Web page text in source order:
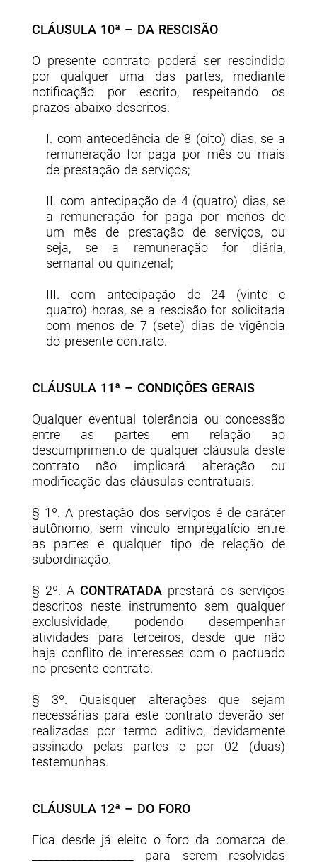
CLÁUSULA 10ª – DA RESCISÃO
O presente contrato poderá ser rescindido
por qualquer uma das partes, mediante
notificação por escrito, respeitando os
prazos abaixo descritos:
I. com antecedência de 8 (oito) dias, se a
remuneração for paga por mês ou mais
de prestação de serviços;
II. com antecipação de 4 (quatro) dias, se
a remuneração for paga por menos de
um mês de prestação de serviços, ou
seja, se a remuneração for diária,
semanal ou quinzenal;
III. com antecipação de 24 (vinte e
quatro) horas, se a rescisão for solicitada
com menos de 7 (sete) dias de vigência
do presente contrato.
CLÁUSULA 11ª – CONDIÇÕES GERAIS
Qualquer eventual tolerância ou concessão
entre as partes em relação ao
descumprimento de qualquer cláusula deste
contrato não implicará alteração ou
modificação das cláusulas contratuais.
§ 1º. A prestação dos serviços é de caráter
autônomo, sem vínculo empregatício entre
as partes e qualquer tipo de relação de
subordinação.
§ 2º. A CONTRATADA prestará os serviços
descritos neste instrumento sem qualquer
exclusividade, podendo desempenhar
atividades para terceiros, desde que não
haja conflito de interesses com o pactuado
no presente contrato.
§ 3º. Quaisquer alterações que sejam
necessárias para este contrato deverão ser
realizadas por termo aditivo, devidamente
assinado pelas partes e por 02 (duas)
testemunhas.
CLÁUSULA 12ª – DO FORO
Fica desde já eleito o foro da comarca de
__________________ para serem resolvidas